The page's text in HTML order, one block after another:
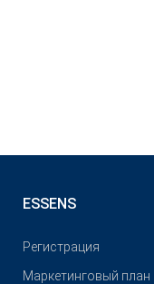
ESSENS
Pегистрация
Маркетинговый план